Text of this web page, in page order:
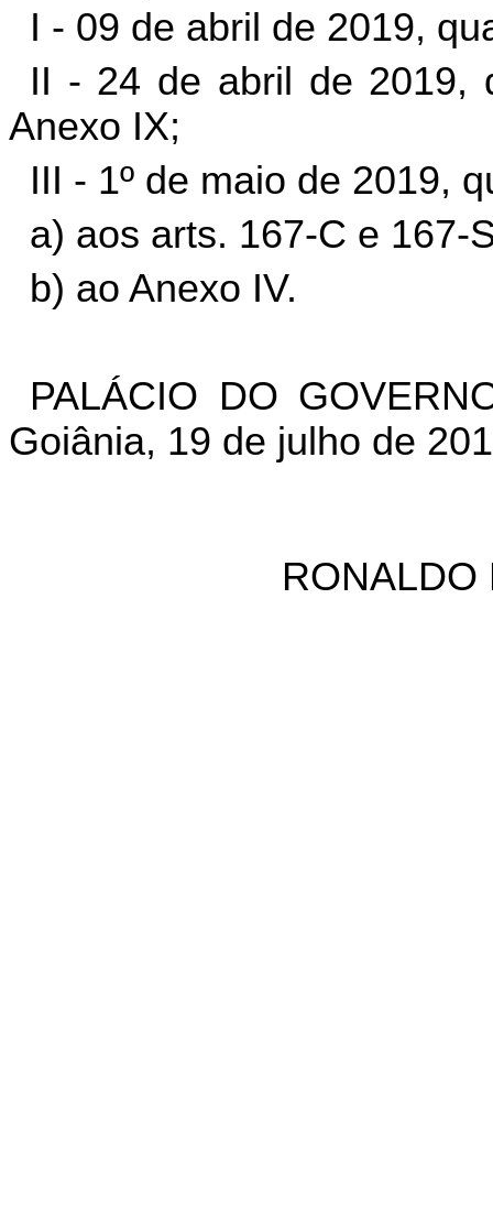
I - 09 de abril de 2019,
II - 24 de abril de 2019,
Anexo IX;
III - 1º de maio de 2019,
a) aos arts. 167-C e 167-
b) ao Anexo IV.
PALÁCIO DO
Goiânia, 19 de julho de
RONALDO